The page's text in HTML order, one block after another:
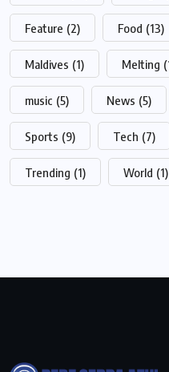
Feature (2) Food (13)
Maldives (1) Melting
music (5) News (5)
Sports (9) Tech (7)
Trending (1) World (1)